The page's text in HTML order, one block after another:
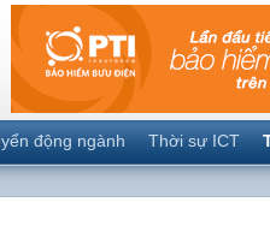
động ngành Thời sự ICT